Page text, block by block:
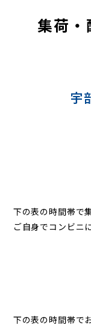
集荷
宇
下の表の時間帯で
ご自身でコンビニ
下の表の時間帯で